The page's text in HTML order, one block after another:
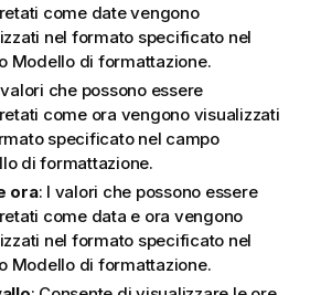
come date vengono
nel formato specificato nel
Modello di formattazione.
che possono essere
come ora vengono visualizzati
specificato nel campo
di formattazione.
ora: I valori che possono essere
come data e ora vengono
nel formato specificato nel
Modello di formattazione.